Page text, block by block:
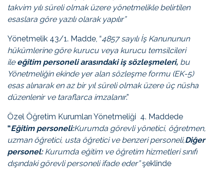
takvim yılı süreli olmak üzere yönetmelikle belirtilen
esaslara göre yazılı olarak yapılır”
Yönetmelik 43/1. Madde, “4857 sayılı İş Kanununun
hükümlerine göre kurucu veya kurucu temsilcileri
ile eğitim personeli arasındaki iş sözleşmeleri, bu
Yönetmeliğin ekinde yer alan sözleşme formu (EK-5)
esas alınarak en az bir yıl süreli olmak üzere üç nüsha
düzenlenir ve taraflarca imzalanır.”
Özel Öğretim Kurumları Yönetmeliği 4. Maddede
“Eğitim personeli:Kurumda görevli yönetici, öğretmen,
uzman öğretici, usta öğretici ve benzeri personeli,Diğer
personel:Kurumda eğitim ve öğretim hizmetleri sınıfı
dışındaki görevli personeli ifade eder”şeklinde